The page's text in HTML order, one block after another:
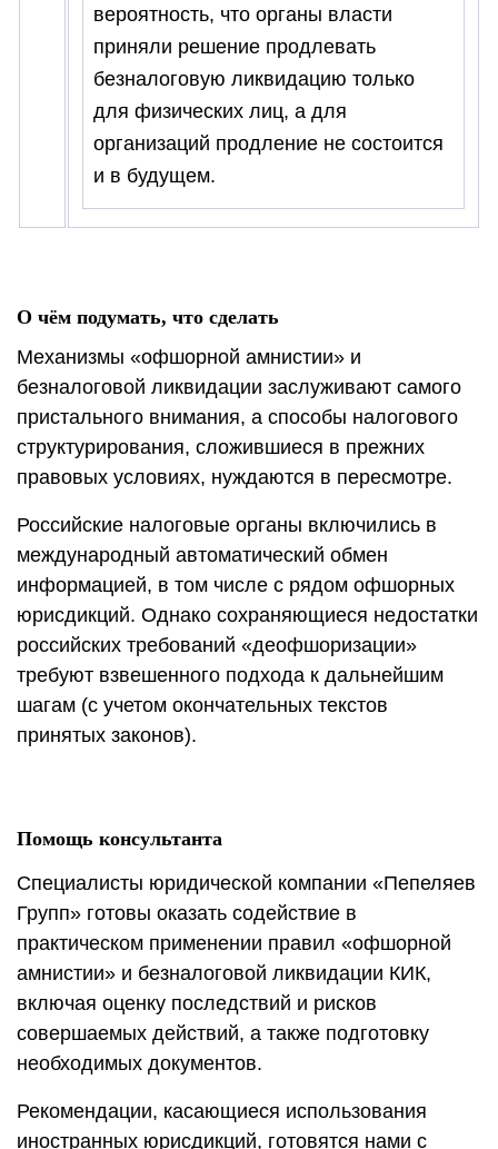
вероятность, что органы власти
приняли решение продлевать
безналоговую ликвидацию только
для физических лиц, а для
организаций продление не состоится
и в будущем.
О чём подумать, что сделать
Механизмы «офшорной амнистии» и
безналоговой ликвидации заслуживают самого
пристального внимания, а способы налогового
структурирования, сложившиеся в прежних
правовых условиях, нуждаются в пересмотре.
Российские налоговые органы включились в
международный автоматический обмен
информацией, в том числе с рядом офшорных
юрисдикций. Однако сохраняющиеся недостатки
российских требований «деофшоризации»
требуют взвешенного подхода к дальнейшим
шагам (с учетом окончательных текстов
принятых законов).
Помощь консультанта
Специалисты юридической компании «Пепеляев
Групп» готовы оказать содействие в
практическом применении правил «офшорной
амнистии» и безналоговой ликвидации КИК,
включая оценку последствий и рисков
совершаемых действий, а также подготовку
необходимых документов.
Рекомендации, касающиеся использования
иностранных юрисдикций, готовятся нами с